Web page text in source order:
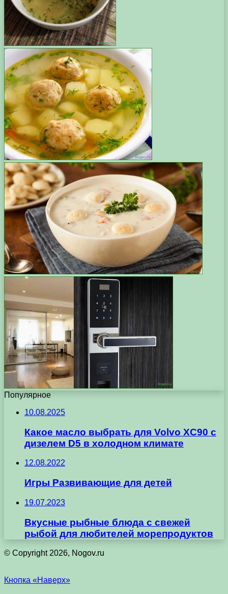
Популярное
10.08.2025
Какое масло выбрать для Volvo XC90 с
дизелем D5 в холодном климате
12.08.2022
Игры Развивающие для детей
19.07.2023
Вкусные рыбные блюда с свежей
рыбой для любителей морепродуктов
© Copyright 2026, Nogov.ru
Кнопка «Наверх»